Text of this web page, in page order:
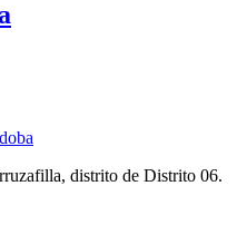
distrito de Distrito 06.